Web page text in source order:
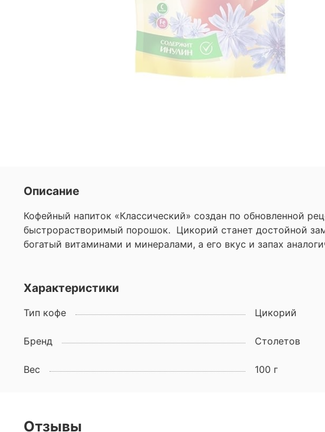
Описание
Кофейный напиток «Классический» создан по обновленной
быстрорастворимый порошок. Цикорий станет достойной
богатый витаминами и минералами, а его вкус и запах
Характеристики
Тип кофе Цикорий
Бренд Столетов
Вес 100 г
Отзывы